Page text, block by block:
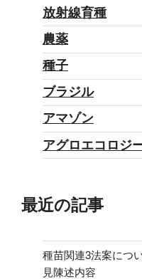
放射線育種
農薬
種子
ブラジル
アマゾン
アグロエコロジ
最近の記事
種苗関連3法案につ
見陳述内容